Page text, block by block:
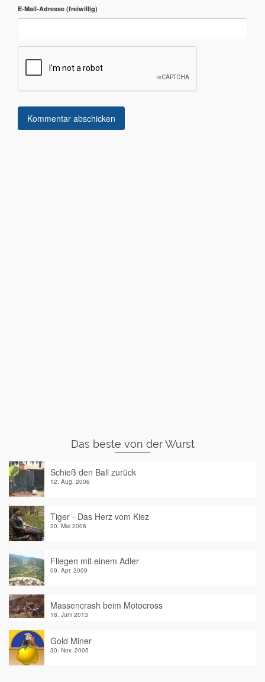
E-Mail-Adresse
Das beste von der Wurst
Schieß den Ball zurück
12. Aug. 2006
Tiger - Das Herz vom Kiez
20. Mai 2006
Fliegen mit einem Adler
09. Apr. 2009
Massencrash beim Motocross
18. Juni 2013
Gold Miner
30. Nov. 2005